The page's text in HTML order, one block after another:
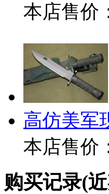
本店售价
高仿美军
本店售价
购买记录(